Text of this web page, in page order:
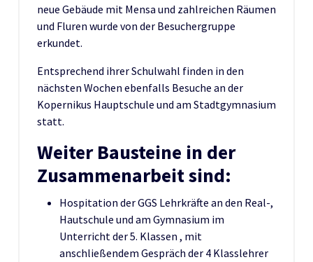
neue Gebäude mit Mensa und zahlreichen Räumen
und Fluren wurde von der Besuchergruppe
erkundet.
Entsprechend ihrer Schulwahl finden in den
nächsten Wochen ebenfalls Besuche an der
Kopernikus Hauptschule und am Stadtgymnasium
statt.
Weiter Bausteine in der
Zusammenarbeit sind:
Hospitation der GGS Lehrkräfte an den Real-,
Hautschule und am Gymnasium im
Unterricht der 5. Klassen , mit
anschließendem Gespräch der 4 Klasslehrer